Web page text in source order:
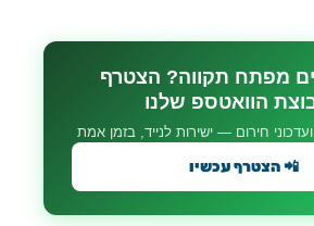
מפתח תקווה? הצטרף
הוואטספ שלנו
חירום — ישירות לנייד, בזמן אמת
📲 הצטרף עכשיו